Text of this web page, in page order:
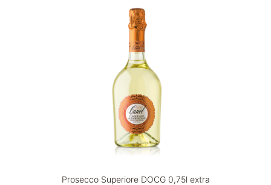
Prosecco Superiore DOCG 0,75l extra